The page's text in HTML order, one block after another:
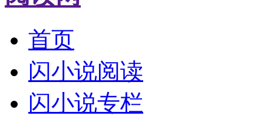
首页
闪小说阅读
闪小说专栏